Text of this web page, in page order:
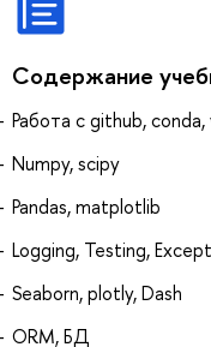
Содержание
Работа с github,
Numpy, scipy
Pandas, matplotlib
Logging, Testing,
Seaborn, plotly, Dash
ORM, БД